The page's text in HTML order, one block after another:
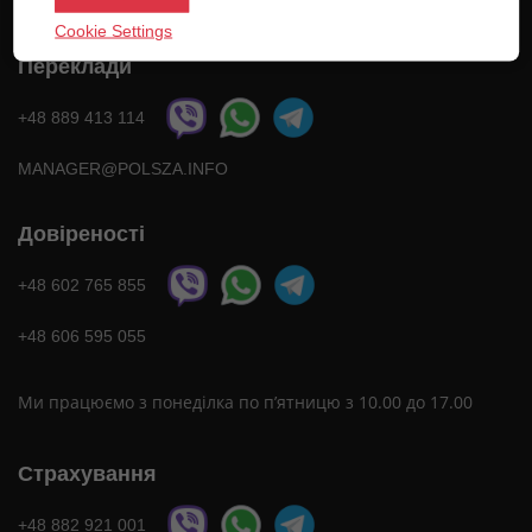
Переклади
+48 889 413 114
MANAGER@POLSZA.INFO
Довіреності
+48 602 765 855
+48 606 595 055
Ми працюємо з понеділка по п’ятницю з 10.00 до 17.00
Страхування
+48 882 921 001
Cookie Settings